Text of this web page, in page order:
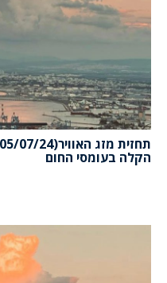
הקלה בעומסי החום